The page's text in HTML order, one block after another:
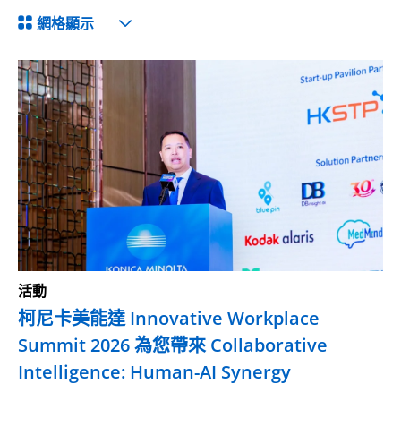
網格顯示
活動
柯尼卡美能達 Innovative Workplace
Summit 2026 為您帶來 Collaborative
Intelligence: Human-AI Synergy